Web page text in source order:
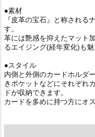
●素材
『皮革の宝石』と称される
す。
革には艶感を抑えたマット
るエイジング(経年変化)も魅
●スタイル
内側と外側のカードホルダ
きポケットなどにそれぞれ
ドが収納できます。
カードを多めに持つ方にオ